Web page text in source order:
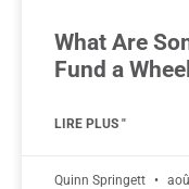
What Are
Fund a
LIRE PLUS "
Quinn Springett